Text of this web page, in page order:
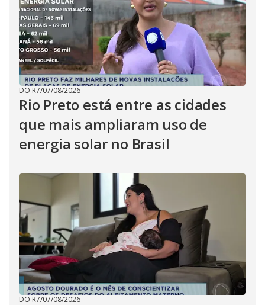
DO R7/07/08/2026
Rio Preto está entre as cidades
que mais ampliaram uso de
energia solar no Brasil
DO R7/07/08/2026